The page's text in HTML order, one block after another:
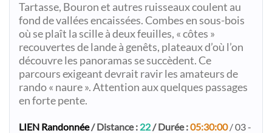
Tartasse, Bouron et autres ruisseaux coulent au
fond de vallées encaissées. Combes en sous-bois
où se plaît la scille à deux feuilles, « côtes »
recouvertes de lande à genêts, plateaux d’où l’on
découvre les panoramas se succèdent. Ce
parcours exigeant devrait ravir les amateurs de
rando « naure ». Attention aux quelques passages
en forte pente.
LIEN Randonnée/ Distance : 22/ Durée :05:30:00/ 03 -